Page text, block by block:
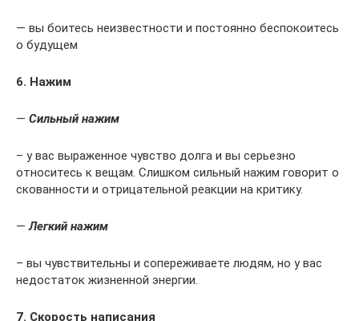
— вы боитесь неизвестности и постоянно беспокоитесь
о будущем
6. Нажим
— Сильный нажим
– у вас выраженное чувство долга и вы серьезно
относитесь к вещам. Слишком сильный нажим говорит о
скованности и отрицательной реакции на критику.
—Легкий нажим
– вы чувствительны и сопереживаете людям, но у вас
недостаток жизненной энергии.
7. Скорость написания